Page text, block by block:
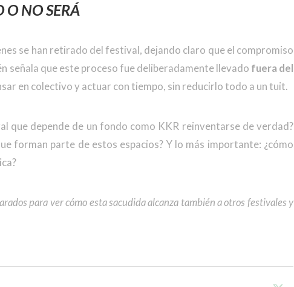
O NO SERÁ
se han retirado del festival, dejando claro que el compromiso
señala que este proceso fue deliberadamente llevado fuera del
en colectivo y actuar con tiempo, sin reducirlo todo a un tuit.
que depende de un fondo como KKR reinventarse de verdad?
forman parte de estos espacios? Y lo más importante: ¿cómo
para ver cómo esta sacudida alcanza también a otros festivales y